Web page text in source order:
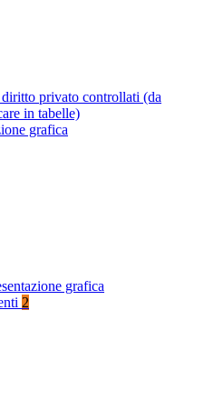
privato controllati (da
in tabelle)
grafica
grafica
2